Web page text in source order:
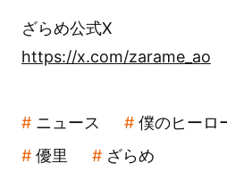
ざらめ公式X
https://x.com/zarame_ao
ニュース
僕のヒーロ
優里
ざらめ